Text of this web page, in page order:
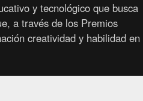
y tecnológico que busca
a través de los Premios
creatividad y habilidad en